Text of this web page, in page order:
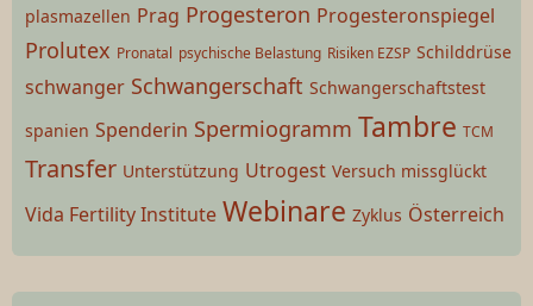
plasmazellen Prag Progesteron Progesteronspiegel
Prolutex Pronatal psychische Belastung Risiken EZSP Schilddrüse
schwanger Schwangerschaft Schwangerschaftstest
spanien Spenderin Spermiogramm Tambre TCM
Transfer Unterstützung Utrogest Versuch missglückt
Vida Fertility Institute Webinare Zyklus Österreich